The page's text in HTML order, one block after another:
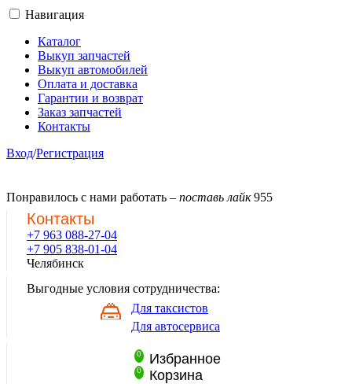
Навигация
Каталог
Выкуп запчастей
Выкуп автомобилей
Оплата и доставка
Гарантии и возврат
Заказ запчастей
Контакты
Вход/Регистрация
Понравилось с нами работать – поставь лайк 955
Контакты
+7 963 088-27-04
+7 905 838-01-04
Челябинск
Выгодные условия сотрудничества:
Для таксистов
Для автосервиса
0 Избранное
0 Корзина